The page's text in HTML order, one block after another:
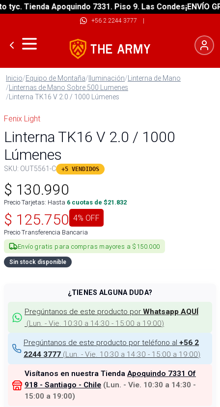
Tienda Apoquindo 7331. Piso 9. Las Condes¡ENVÍO
+56 2 2244 3777 |
Inicio/Equipo de Montaña/Iluminación/Linterna de Mano
/Linternas de Mano Sobre 500 Lumenes
/Linterna TK16 V 2.0 / 1000 Lúmenes
Fenix Light
Linterna TK16 V 2.0 / 1000
Lúmenes
SKU: OUT5561-C +5 VENDIDOS
$ 130.990
Precio Tarjetas: Hasta 6 cuotas de $21.832
$ 125.750 4% OFF
Precio Transferencia Bancaria
Envío gratis para compras mayores a $150.000
Sin stock disponible
¿TIENES ALGUNA DUDA?
Pregúntanos de este producto por Whatsapp AQUÍ
(Lun. - Vie. 10:30 a 14:30 - 15:00 a 19:00)
Pregúntanos de este producto por teléfono al +56 2
2244 3777 (Lun. - Vie. 10:30 a 14:30 - 15:00 a 19:00)
Visítanos en nuestra Tienda Apoquindo 7331 Of
918 - Santiago - Chile (Lun. - Vie. 10:30 a 14:30 -
15:00 a 19:00)